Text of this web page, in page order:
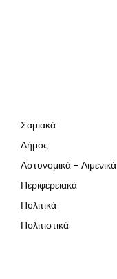
Σαμιακά
Δήμος
Αστυνομικά – Λιμενικά
Περιφερειακά
Πολιτικά
Πολιτιστικά